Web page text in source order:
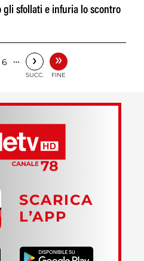
gli sfollati e infuria lo scontro
6 … ›
SUCC.
»
FINE
SCARICA
L’APP